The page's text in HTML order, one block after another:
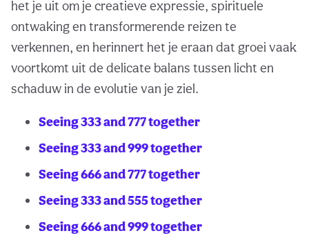
het je uit om je creatieve expressie, spirituele
ontwaking en transformerende reizen te
verkennen, en herinnert het je eraan dat groei vaak
voortkomt uit de delicate balans tussen licht en
schaduw in de evolutie van je ziel.
Seeing 333 and 777 together
Seeing 333 and 999 together
Seeing 666 and 777 together
Seeing 333 and 555 together
Seeing 666 and 999 together